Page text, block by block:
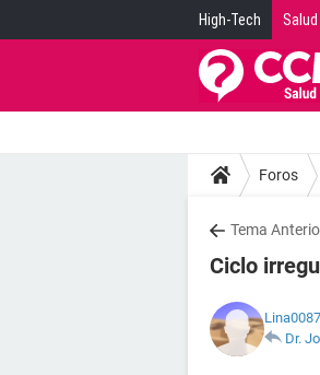
High-Tech Salud
Foros
Tema
Ciclo
Lina0087
Dr.